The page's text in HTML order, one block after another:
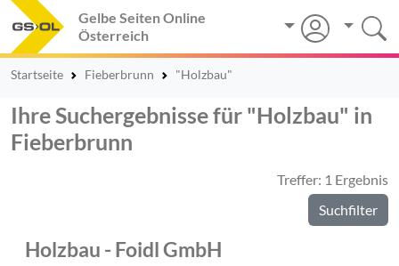
Gelbe Seiten Online
Österreich
Startseite Fieberbrunn "Holzbau"
Ihre Suchergebnisse für "Holzbau" in
Fieberbrunn
Treffer: 1 Ergebnis
Suchfilter
Holzbau - Foidl GmbH